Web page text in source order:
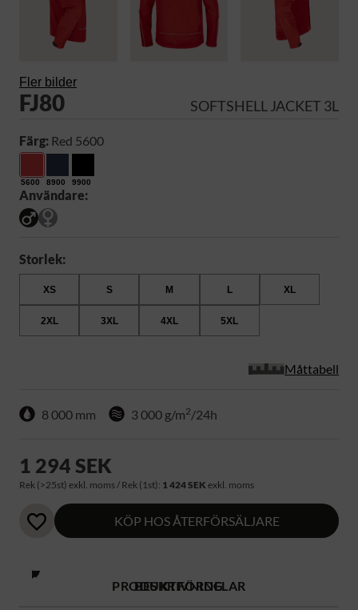
Fler bilder
FJ80 SOFTSHELL JACKET 3L
Färg: Red 5600
5600 8900 9900
Användare:
Storlek:
XS S M L XL
2XL 3XL 4XL 5XL
Måttabell
8 000 mm 3 000 g/m2/24h
1 294 SEK
Rek (>25st) exkl. moms / Rek (1st): 1 424 SEK exkl. moms
KÖP HOS ÅTERFÖRSÄLJARE
PRODUKTFÖRDELAR
BESKRIVNING